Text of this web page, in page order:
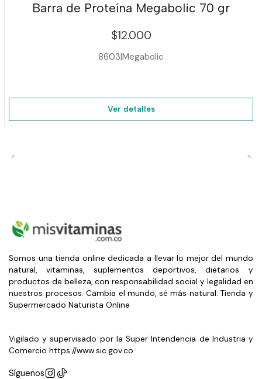
Barra de Proteína Megabolic 70 gr
$12.000
8603|Megabolic
Ver detalles
Somos una tienda online dedicada a llevar lo mejor del mundo
natural, vitaminas, suplementos deportivos, dietarios y
productos de belleza, con responsabilidad social y legalidad en
nuestros procesos. Cambia el mundo, sé más natural. Tienda y
Supermercado Naturista Online
Vigilado y supervisado por la Super Intendencia de Industria y
Comercio https://www.sic.gov.co
Síguenos